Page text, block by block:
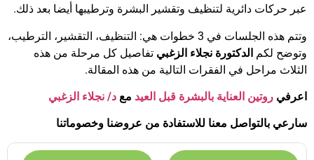
عبر حركات دائرية لتنظيف وتقشير البشرة وترطيبها أيضا بعد ذلك.
وتتم هذه الجلسات في 3 خطوات هي: التنظيف، التقشير، الترطيب،
وتوضح لكم الدكتورة نجلاء الزغبي تفاصيل كل مرحلة من هذه
الثلاث مراحل في الفقرات التالية من هذه المقالة.
اعرفي روتين العناية بالبشرة قبل العيد مع د/ نجلاء الزغبي
سارعي بالتواصل معنا للاستفادة من عروضنا وخصوماتنا